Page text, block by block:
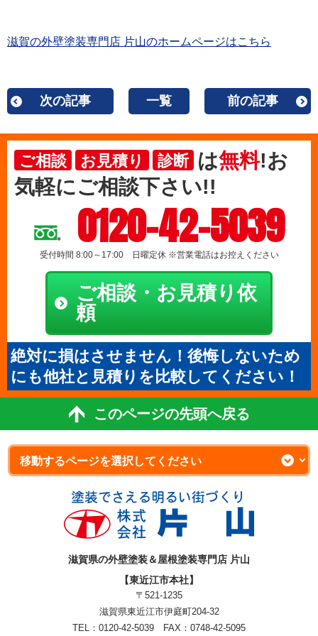
滋賀の外壁塗装専門店 片山のホームページはこちら
次の記事 一覧 前の記事
ご相談 お見積り 診断 は無料!お
気軽にご相談下さい!!
0120-42-5039
受付時間 8:00～17:00 日曜定休 ※営業電話はお控えください
ご相談・お見積り依
頼
絶対に損はさせません！後悔しないため
にも他社と見積りを比較してください！
このページの先頭へ戻る
滋賀県の外壁塗装＆屋根塗装専門店 片山
【東近江市本社】
〒521-1235
滋賀県東近江市伊庭町204-32
TEL：0120-42-5039 FAX：0748-42-5095